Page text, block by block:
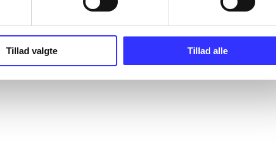
Tillad valgte Tillad alle